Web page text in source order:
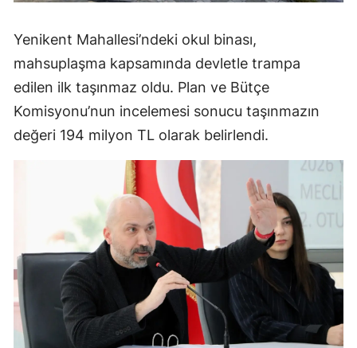
Yenikent Mahallesi’ndeki okul binası,
mahsuplaşma kapsamında devletle trampa
edilen ilk taşınmaz oldu. Plan ve Bütçe
Komisyonu’nun incelemesi sonucu taşınmazın
değeri 194 milyon TL olarak belirlendi.